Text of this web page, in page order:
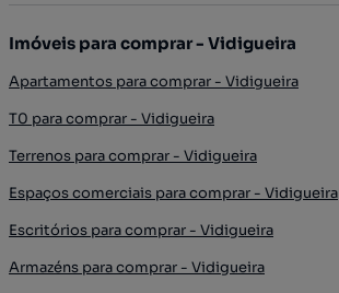
Imóveis para comprar - Vidigueira
Apartamentos para comprar - Vidigueira
T0 para comprar - Vidigueira
Terrenos para comprar - Vidigueira
Espaços comerciais para comprar - Vidigueira
Escritórios para comprar - Vidigueira
Armazéns para comprar - Vidigueira